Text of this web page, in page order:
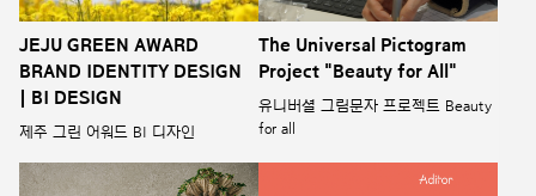
JEJU GREEN AWARD
BRAND IDENTITY DESIGN
| BI DESIGN
제주 그린 어워드 BI 디자인
The Universal Pictogram
Project "Beauty for All"
유니버셜 그림문자 프로젝트 Beauty
for all